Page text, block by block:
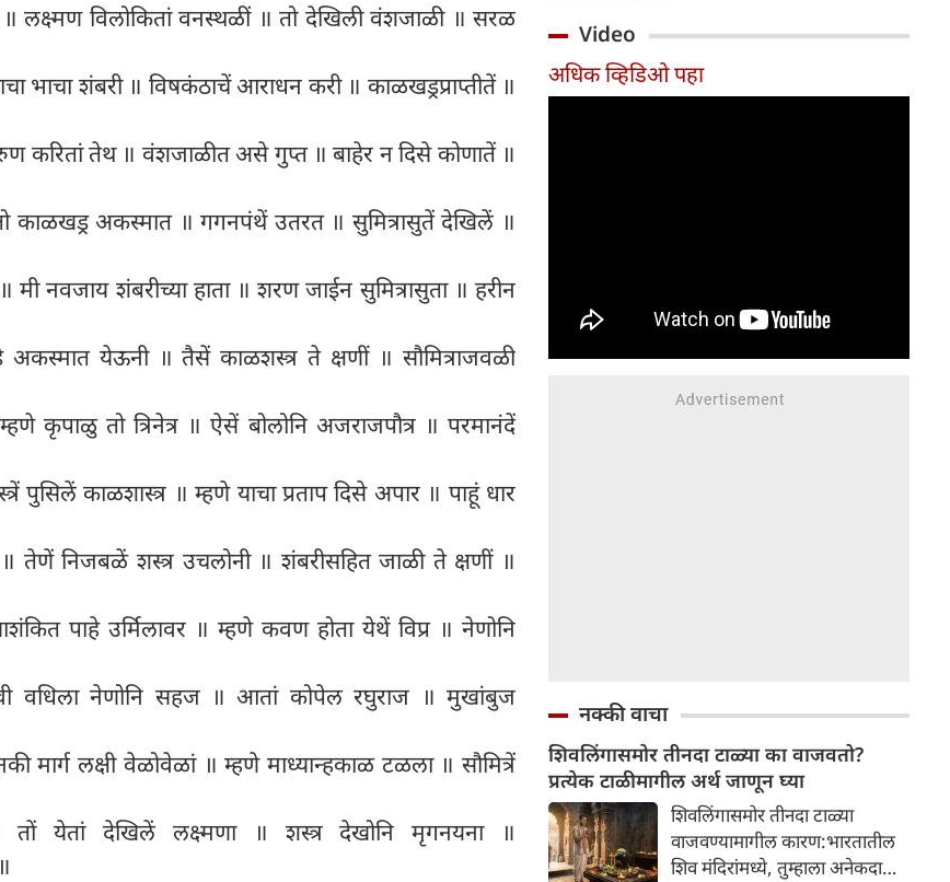
विलोकितां वनस्थळीं ॥ तो देखिली वंशजाळी ॥ सरळ
भाचा शंबरी ॥ विषकंठाचें आराधन करी ॥ काळखड्रप्राप्तीतें ॥
करितां तेथ ॥ वंशजाळीत असे गुप्त ॥ बाहेर न दिसे कोणातें ॥
काळखड्र अकस्मात ॥ गगनपंथें उतरत ॥ सुमित्रासुतें देखिलें ॥
मी नवजाय शंबरीच्या हाता ॥ शरण जाईन सुमित्रासुता ॥ हरीन
अकस्मात येऊनी ॥ तैसें काळशस्त्र ते क्षणीं ॥ सौमित्राजवळी
कृपाळु तो त्रिनेत्र ॥ ऐसें बोलोनि अजराजपौत्र ॥ परमानंदें
पुसिलें काळशास्त्र ॥ म्हणे याचा प्रताप दिसे अपार ॥ पाहूं धार
तेणें निजबळें शस्त्र उचलोनी ॥ शंबरीसहित जाळी ते क्षणीं ॥
पाहे उर्मिलावर ॥ म्हणे कवण होता येथें विप्र ॥ नेणोनि
वधिला नेणोनि सहज ॥ आतां कोपेल रघुराज ॥ मुखांबुज
मार्ग लक्षी वेळोवेळां ॥ म्हणे माध्यान्हकाळ टळला ॥ सौमित्रें
तों येतां देखिलें लक्ष्मणा ॥ शस्त्र देखोनि मृगनयना ॥
धार्मिक, सांस्कृतिक आणि कौटुंबिक
अशी अनेक कारणे आहेत.
Video
अधिक व्हिडिओ पहा
नक्की वाचा
शिवलिंगासमोर तीनदा टाळ्या का वाजवतो?
प्रत्येक टाळीमागील अर्थ जाणून घ्या
शिवलिंगासमोर तीनदा टाळ्या
वाजवण्यामागील कारण:भारतातील
शिव मंदिरांमध्ये, तुम्हाला अनेकदा